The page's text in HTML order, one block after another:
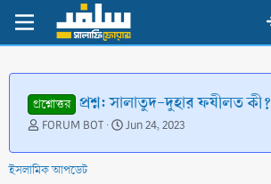
প্রশ্নোত্তর প্রশ্ন: সালাতুদ-দুহার ফযীলত কী?
T
r
e
FORUM BOT
S
a
Jun 24, 2023
ইসলামিক আপডেট